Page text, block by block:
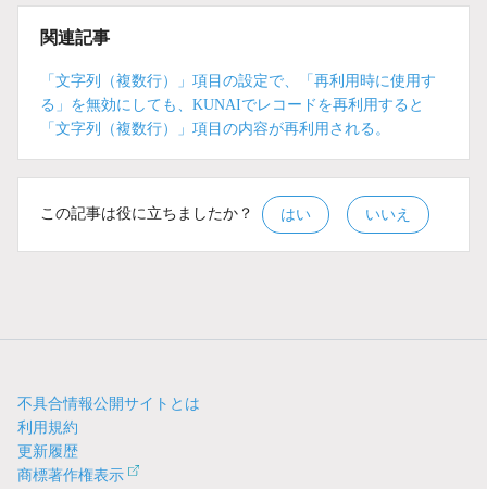
関連記事
「文字列（複数行）」項目の設定で、「再利用時に使用す
る」を無効にしても、KUNAIでレコードを再利用すると
「文字列（複数行）」項目の内容が再利用される。
この記事は役に立ちましたか？ はい いいえ
不具合情報公開サイトとは
利用規約
更新履歴
商標著作権表示